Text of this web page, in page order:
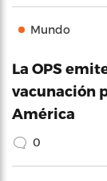
Mundo
La OPS
vacunación
América
0